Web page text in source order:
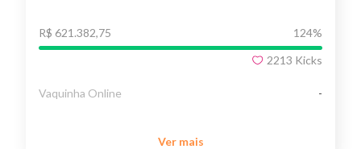
R$ 621.382,75 124%
2213 Kicks
Vaquinha Online -
Ver mais